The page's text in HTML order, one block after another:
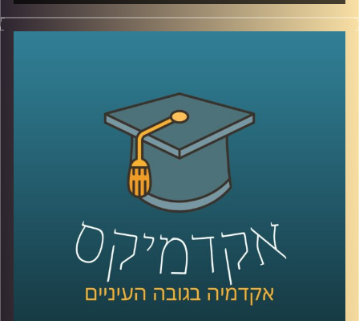
באוגוסט האחרון פרסם הפאנל הבינלממשתי את דו"ח האקלים
ה-6.
כמה השפעה בכלל תהיה לו, בהסתמך על ההשפעה של
הדוחות הקודמים לו?
פרופ' יואב יאיר, דיקן ביה"ס לקיימות חוקר אטמוספירה וחלל,
מגיע להסביר על כל נקודות אלה, ולהסביר מהן הפעולות שעל
ממשלת ישראל לנקוט כבר עכשיו בכדי לשנות את המציאות
קרדיט תמונות:
AudioVersity